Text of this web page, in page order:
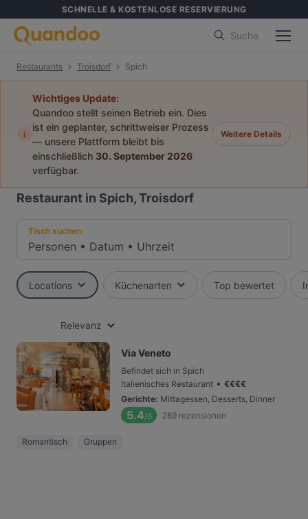
SCHNELLE & KOSTENLOSE RESERVIERUNG
Suche
Restaurants Troisdorf Spich
i
Wichtiges Update:
Quandoo stellt seinen Betrieb ein. Dies
ist ein geplanter, schrittweiser Prozess
— unsere Plattform bleibt bis
einschließlich 30. September 2026
verfügbar.
Weitere Details
Restaurant in Spich, Troisdorf
Tisch suchen:
Personen • Datum • Uhrzeit
Locations Küchenarten Top bewertet
Relevanz
Via Veneto
Befindet sich in Spich
Italienisches Restaurant • €€€€
Gerichte: Mittagessen, Desserts, Dinner
5.4/6 289 rezensionen
Romantisch Gruppen